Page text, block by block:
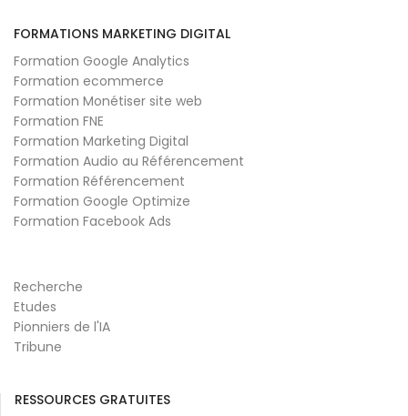
FORMATIONS MARKETING DIGITAL
Formation Google Analytics
Formation ecommerce
Formation Monétiser site web
Formation FNE
Formation Marketing Digital
Formation Audio au Référencement
Formation Référencement
Formation Google Optimize
Formation Facebook Ads
Recherche
Etudes
Pionniers de l'IA
Tribune
RESSOURCES GRATUITES